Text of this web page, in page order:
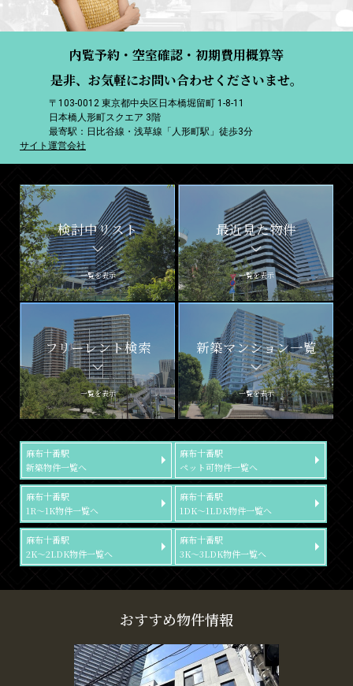
内覧予約・空室確認・初期費用概算等
是非、お気軽にお問い合わせくださいませ。
〒103-0012 東京都中央区日本橋堀留町 1-8-11
日本橋人形町スクエア 3階
最寄駅：日比谷線・浅草線「人形町駅」徒歩3分
サイト運営会社
検討中リスト
一覧を表示
最近見た物件
一覧を表示
フリーレント検索
一覧を表示
新築マンション一覧
一覧を表示
麻布十番駅
新築物件一覧へ
麻布十番駅
ペット可物件一覧へ
麻布十番駅
1R～1K物件一覧へ
麻布十番駅
1DK～1LDK物件一覧へ
麻布十番駅
2K～2LDK物件一覧へ
麻布十番駅
3K～3LDK物件一覧へ
おすすめ物件情報